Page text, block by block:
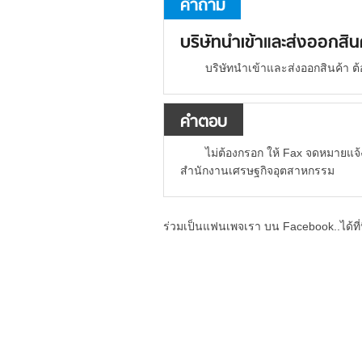
คำถาม
บริษัทนำเข้าและส่งออก
บริษัทนำเข้าและส่งออกสินค้า ต้
คำตอบ
ไม่ต้องกรอก ให้ Fax จดหมาย
สำนักงานเศรษฐกิจอุตสาหกรรม
ร่วมเป็นแฟนเพจเรา บน Facebook..ได้